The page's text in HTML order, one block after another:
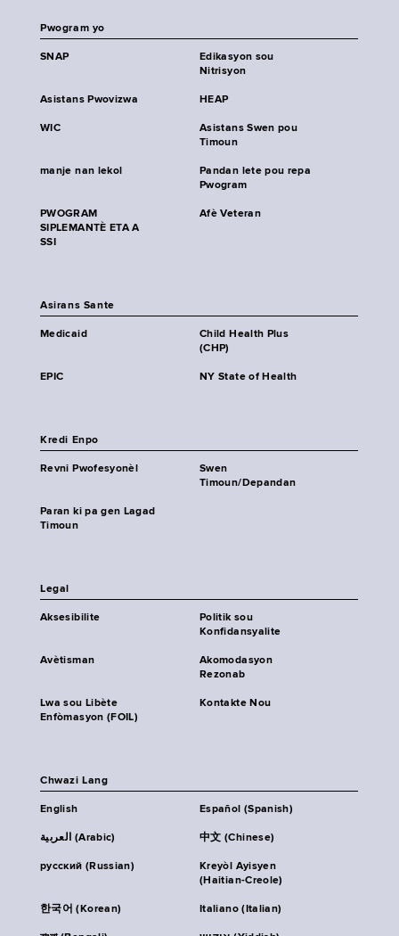
Pwogram yo
SNAP
Edikasyon sou
Nitrisyon
Asistans Pwovizwa HEAP
WIC
Asistans Swen pou
Timoun
manje nan lekol
Pandan lete pou repa
Pwogram
PWOGRAM
SIPLEMANTÈ ETA A
SSI
Afè Veteran
Asirans Sante
Medicaid
Child Health Plus
(CHP)
EPIC NY State of Health
Kredi Enpo
Revni Pwofesyonèl
Swen
Timoun/Depandan
Paran ki pa gen Lagad
Timoun
Legal
Aksesibilite
Politik sou
Konfidansyalite
Avètisman
Akomodasyon
Rezonab
Lwa sou Libète
Enfòmasyon (FOIL)
Kontakte Nou
Chwazi Lang
English Español (Spanish)
العربية (Arabic) 中文 (Chinese)
русский (Russian)
Kreyòl Ayisyen
(Haitian-Creole)
한국어 (Korean) Italiano (Italian)